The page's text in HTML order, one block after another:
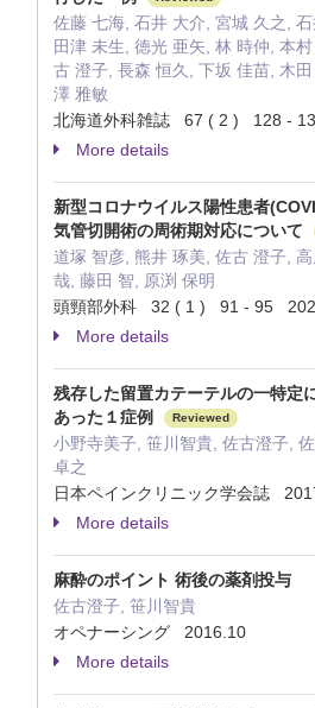
佐藤 七海, 石井 大介, 宮城 久之,
田津 未生, 徳光 亜矢, 林 時仲, 本
古 澄子, 長森 恒久, 下坂 佳苗, 木
澤 雅敏
北海道外科雑誌 67 ( 2 ) 128 -
More details
新型コロナウイルス陽性患者
気管切開術の周術期対応について
道塚 智彦, 熊井 琢美, 佐古 澄子,
哉, 藤田 智, 原渕 保明
頭頸部外科 32 ( 1 ) 91 - 95
More details
残存した留置カテーテルの一特定
あった１症例
Reviewed
小野寺美子, 笹川智貴, 佐古澄子,
卓之
日本ペインクリニック学会誌
More details
麻酔のポイント 術後の薬剤投与
佐古澄子, 笹川智貴
オペナーシング 2016.10
More details